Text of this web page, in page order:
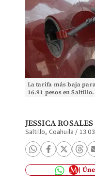
La tarifa más baja
16.91 pesos en
JESSICA ROSALES
Saltillo, Coahuila /